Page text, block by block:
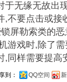
于无缘无故出
不要点击或接
屏勒索类的
游戏时,除了
同样需要提高
到： QQ空间